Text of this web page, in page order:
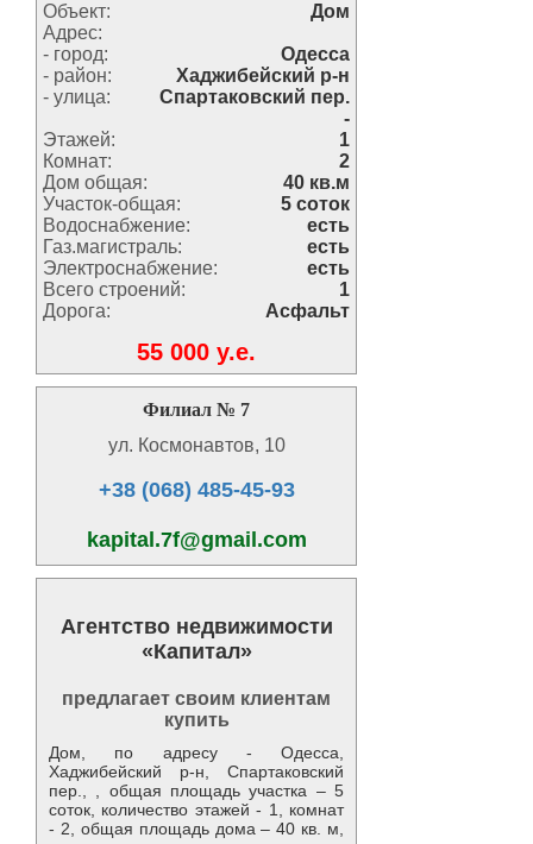
Объект:
Дом
Адрес:
- город:
Одесса
- район:
Хаджибейский р-н
- улица:
Спартаковский пер.
-
Этажей:
1
Комнат:
2
Дом общая:
40 кв.м
Участок-общая:
5 соток
Водоснабжение:
есть
Газ.магистраль:
есть
Электроснабжение:
есть
Всего строений:
1
Дорога:
Асфальт
55 000 y.e.
Филиал № 7
ул. Космонавтов, 10
+38 (068) 485-45-93
kapital.7f@gmail.com
Агентство недвижимости
«Капитал»
предлагает своим клиентам
купить
Дом, по адресу - Одесса,
Хаджибейский р-н, Спартаковский
пер., , общая площадь участка – 5
соток, количество этажей - 1, комнат
- 2, общая площадь дома – 40 кв. м,